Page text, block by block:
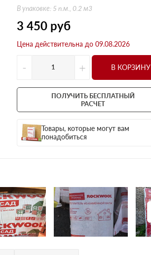
изоляция
навивные
SL 150
50 мм
50 мм
100 мм
150 мм
В упаковке: 5 п.м., 0.2 м3
3 450 руб
Цена действительна до 09.08.2026
- + В КОРЗИНУ
ПОЛУЧИТЬ БЕСПЛАТНЫЙ
РАСЧЕТ
Товары, которые могут вам
понадобиться